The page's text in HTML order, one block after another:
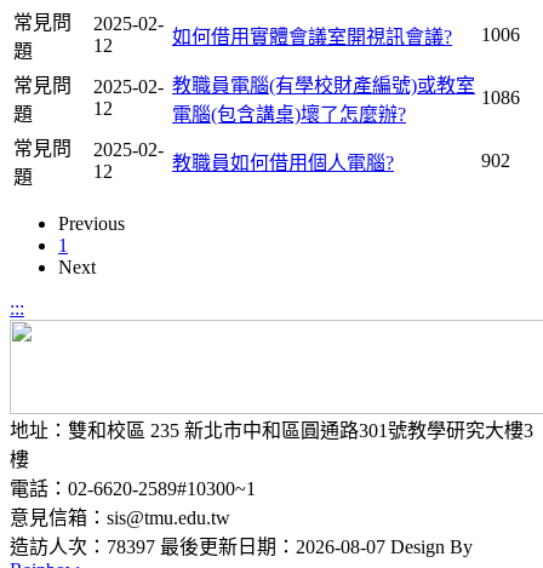
常見問
題
2025-02-
12
如何借用實體會議室開視訊會議? 1006
常見問
題
2025-02-
12
教職員電腦(有學校財產編號)或教室
電腦(包含講桌)壞了怎麼辦?
1086
常見問
題
2025-02-
12
教職員如何借用個人電腦? 902
Previous
1
Next
:::
地址：雙和校區 235 新北市中和區圓通路301號教學研究大樓3
樓
電話：02-6620-2589#10300~1
意見信箱：sis@tmu.edu.tw
造訪人次：78397 最後更新日期：2026-08-07 Design By